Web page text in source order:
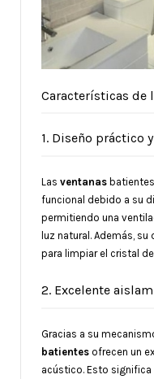
Características de
1. Diseño práctico
Las ventanas
funcional debido a su
permitiendo una
luz natural. Además,
para limpiar el cristal
2. Excelente
Gracias a su
batientes ofrecen un
acústico. Esto significa